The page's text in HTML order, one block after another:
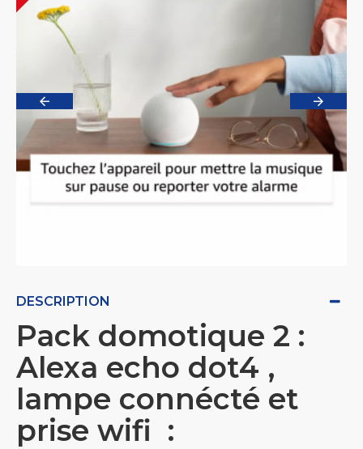
DESCRIPTION
Pack domotique 2 :
Alexa echo dot4 ,
lampe connécté et
prise wifi :